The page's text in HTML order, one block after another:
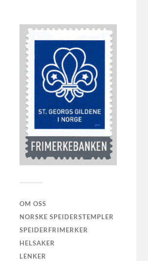
OM OSS
NORSKE SPEIDERSTEMPLER
SPEIDERFRIMERKER
HELSAKER
LENKER